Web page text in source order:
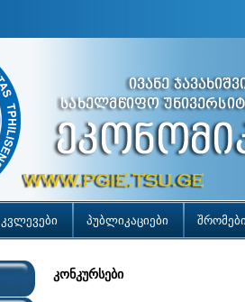
კვლევები პუბლიკაციები
კონკურსები